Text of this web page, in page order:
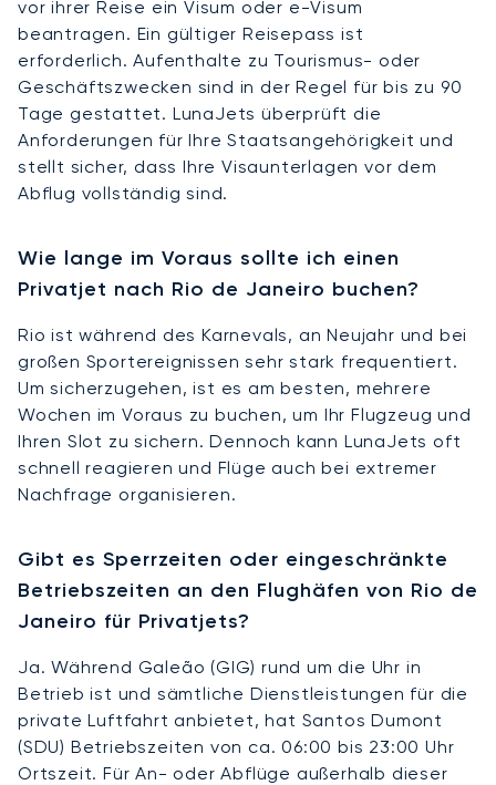
vor ihrer Reise ein Visum oder e-Visum
beantragen. Ein gültiger Reisepass ist
erforderlich. Aufenthalte zu Tourismus- oder
Geschäftszwecken sind in der Regel für bis zu 90
Tage gestattet. LunaJets überprüft die
Anforderungen für Ihre Staatsangehörigkeit und
stellt sicher, dass Ihre Visaunterlagen vor dem
Abflug vollständig sind.
Wie lange im Voraus sollte ich einen
Privatjet nach Rio de Janeiro buchen?
Rio ist während des Karnevals, an Neujahr und bei
großen Sportereignissen sehr stark frequentiert.
Um sicherzugehen, ist es am besten, mehrere
Wochen im Voraus zu buchen, um Ihr Flugzeug und
Ihren Slot zu sichern. Dennoch kann LunaJets oft
schnell reagieren und Flüge auch bei extremer
Nachfrage organisieren.
Gibt es Sperrzeiten oder eingeschränkte
Betriebszeiten an den Flughäfen von Rio de
Janeiro für Privatjets?
Ja. Während Galeão (GIG) rund um die Uhr in
Betrieb ist und sämtliche Dienstleistungen für die
private Luftfahrt anbietet, hat Santos Dumont
(SDU) Betriebszeiten von ca. 06:00 bis 23:00 Uhr
Ortszeit. Für An- oder Abflüge außerhalb dieser